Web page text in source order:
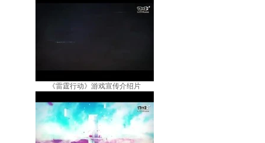
《雷霆行动》游戏宣传介绍片